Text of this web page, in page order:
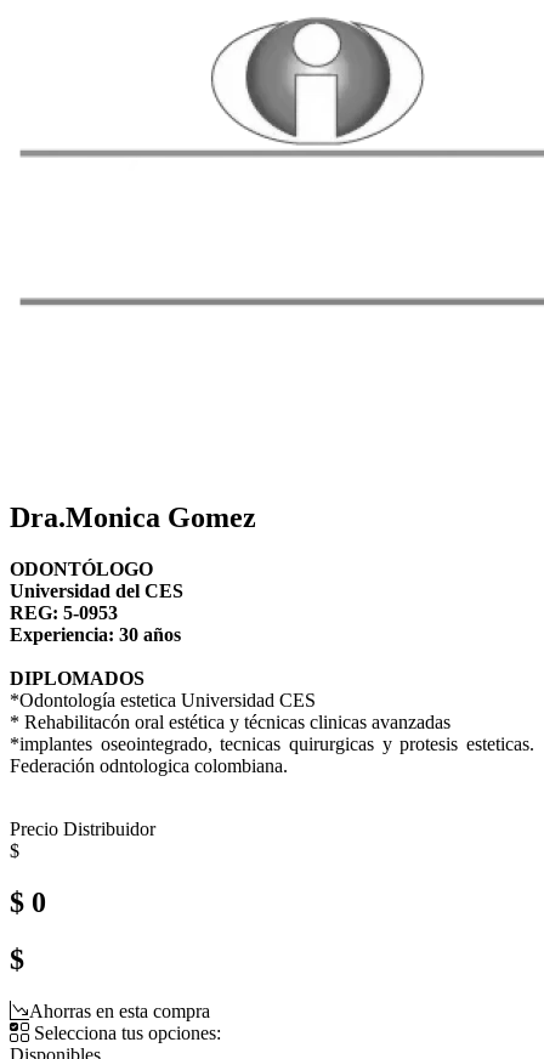
Dra.Monica Gomez
ODONTÓLOGO
Universidad del CES
REG: 5-0953
Experiencia: 30 años
DIPLOMADOS
*Odontología estetica Universidad CES
* Rehabilitacón oral estética y técnicas clinicas avanzadas
*implantes oseointegrado, tecnicas quirurgicas y protesis esteticas.
Federación odntologica colombiana.
Precio Distribuidor
$
$ 0
$
Ahorras en esta compra
Selecciona tus opciones:
Disponibles